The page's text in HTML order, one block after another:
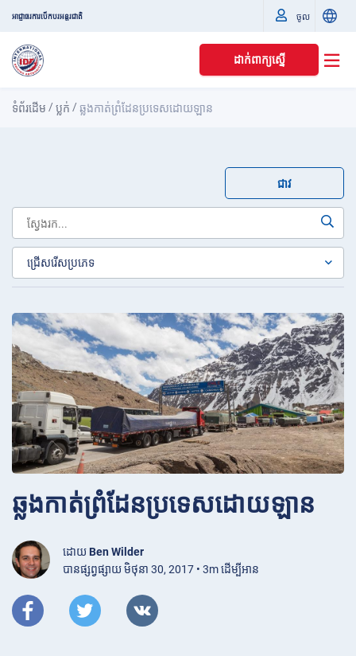
អាជ្ញាធរការបើកបរអន្តរជាតិ ចូល
ដាក់ពាក្យស្នើ
ទំព័រដើម /ប្លក់ / ឆ្លងកាត់ព្រំដែនប្រទេសដោយឡាន
ជាវ
ឆ្លងកាត់ព្រំដែនប្រទេសដោយឡាន
ដោយ Ben Wilder
បានផ្សព្វផ្សាយ មិថុនា 30, 2017 • 3m ដើម្បីអាន